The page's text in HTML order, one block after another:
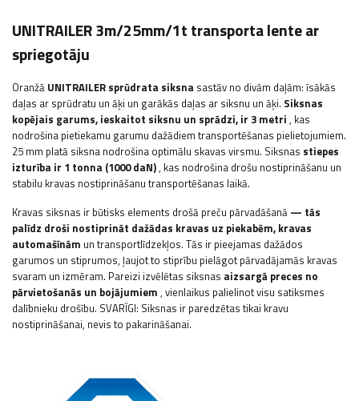
UNITRAILER 3m/25mm/1t transporta lente ar
spriegotāju
Oranžā UNITRAILER sprūdrata siksna sastāv no divām daļām: īsākās
daļas ar sprūdratu un āķi un garākās daļas ar siksnu un āķi. Siksnas
kopējais garums, ieskaitot siksnu un sprādzi, ir 3 metri , kas
nodrošina pietiekamu garumu dažādiem transportēšanas pielietojumiem.
25 mm platā siksna nodrošina optimālu skavas virsmu. Siksnas stiepes
izturība ir 1 tonna (1000 daN), kas nodrošina drošu nostiprināšanu un
stabilu kravas nostiprināšanu transportēšanas laikā.
Kravas siksnas ir būtisks elements drošā preču pārvadāšanā — tās
palīdz droši nostiprināt dažādas kravas uz piekabēm, kravas
automašīnām un transportlīdzekļos. Tās ir pieejamas dažādos
garumos un stiprumos, ļaujot to stiprību pielāgot pārvadājamās kravas
svaram un izmēram. Pareizi izvēlētas siksnas aizsargā preces no
pārvietošanās un bojājumiem , vienlaikus palielinot visu satiksmes
dalībnieku drošību. SVARĪGI: Siksnas ir paredzētas tikai kravu
nostiprināšanai, nevis to pakarināšanai.